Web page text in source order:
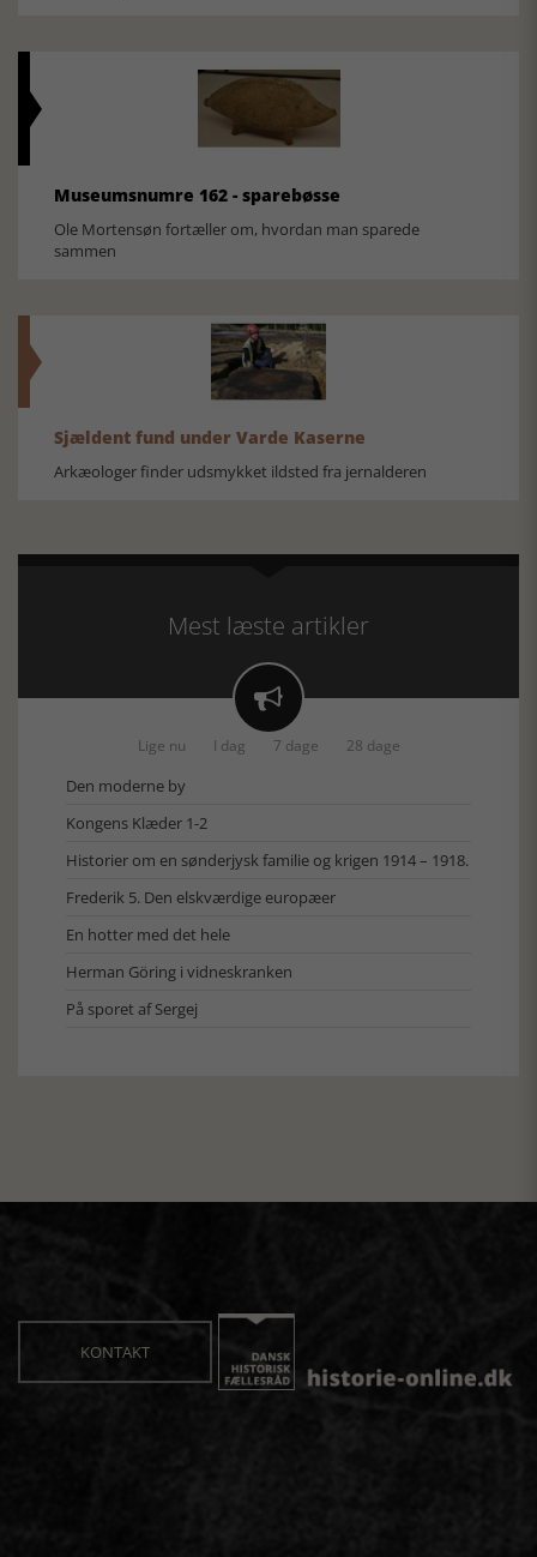
Museumsnumre 162 - sparebøsse
Ole Mortensøn fortæller om, hvordan man sparede
sammen
Sjældent fund under Varde Kaserne
Arkæologer finder udsmykket ildsted fra jernalderen
Mest læste artikler

Lige nu I dag 7 dage 28 dage
Den moderne by
Kongens Klæder 1-2
Historier om en sønderjysk familie og krigen 1914 – 1918.
Frederik 5. Den elskværdige europæer
En hotter med det hele
Herman Göring i vidneskranken
På sporet af Sergej
KONTAKT